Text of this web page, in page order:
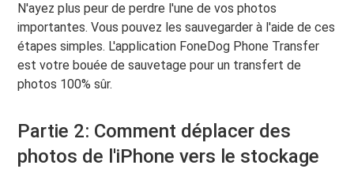
N'ayez plus peur de perdre l'une de vos photos
importantes. Vous pouvez les sauvegarder à l'aide de ces
étapes simples. L'application FoneDog Phone Transfer
est votre bouée de sauvetage pour un transfert de
photos 100% sûr.
Partie 2: Comment déplacer des
photos de l'iPhone vers le stockage